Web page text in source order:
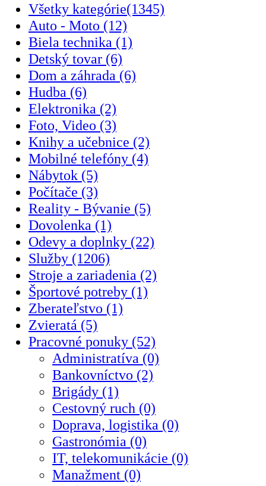
Všetky kategórie(1345)
Auto - Moto (12)
Biela technika (1)
Detský tovar (6)
Dom a záhrada (6)
Hudba (6)
Elektronika (2)
Foto, Video (3)
Knihy a učebnice (2)
Mobilné telefóny (4)
Nábytok (5)
Počítače (3)
Reality - Bývanie (5)
Dovolenka (1)
Odevy a doplnky (22)
Služby (1206)
Stroje a zariadenia (2)
Športové potreby (1)
Zberateľstvo (1)
Zvieratá (5)
Pracovné ponuky (52)
Administratíva (0)
Bankovníctvo (2)
Brigády (1)
Cestovný ruch (0)
Doprava, logistika (0)
Gastronómia (0)
IT, telekomunikácie (0)
Manažment (0)